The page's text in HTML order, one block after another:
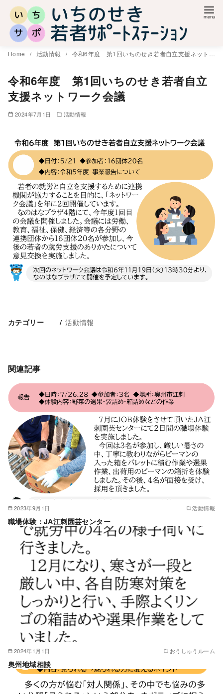
Home 活動情報 令和6年度 第1回いちのせき若者自立支援ネットワーク会議
令和6年度 第1回いちのせき若者自立
支援ネットワーク会議
2024年7月1日 活動情報
カテゴリー 活動情報
関連記事
2023年9月1日 活動情報
職場体験：JA江刺園芸センター
2024年1月1日 おうしゅうルーム
奥州地域相談